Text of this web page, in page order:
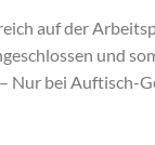
auf der
und
Nur bei Auftisch-